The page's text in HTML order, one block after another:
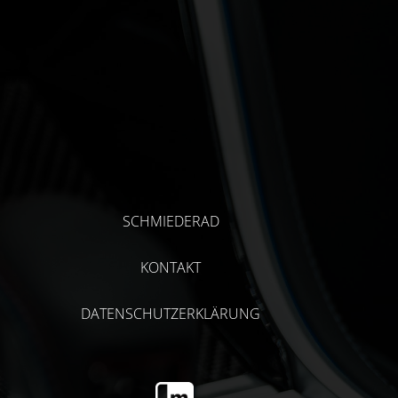
SCHMIEDERAD
KONTAKT
DATENSCHUTZERKLÄRUNG